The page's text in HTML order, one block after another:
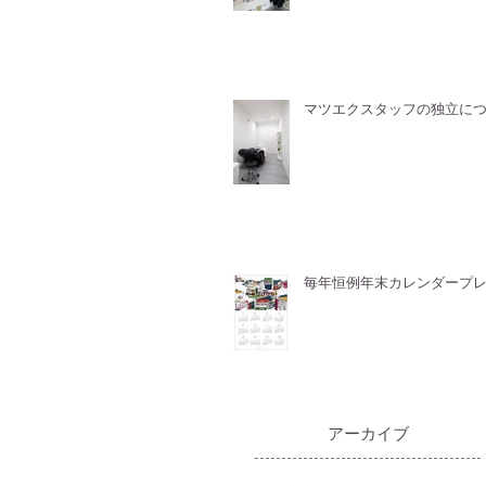
マツエクスタッフの独立に
毎年恒例年末カレンダープレ
​アーカイブ